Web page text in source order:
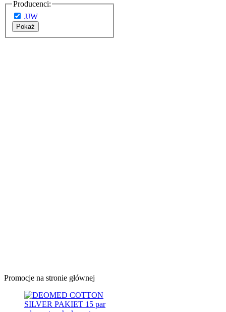
Producenci:
JJW
Pokaż
Promocje na stronie głównej